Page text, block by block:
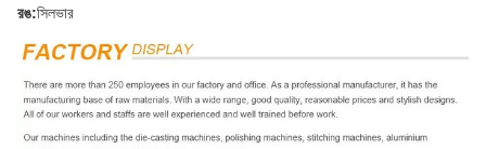
রঙ:সিলভার